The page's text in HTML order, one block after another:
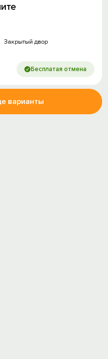
Закрытый двор
Бесплатая отмена
варианты